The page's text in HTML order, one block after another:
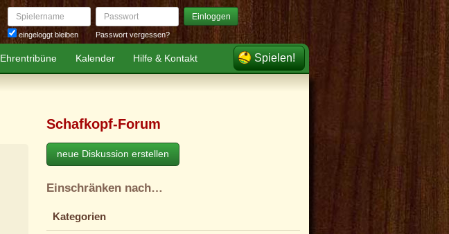
Spielername
eingeloggt bleiben
Passwort Einloggen
Passwort vergessen?
Ehrentribüne Kalender Hilfe & Kontakt Spielen!
Schafkopf-Forum
neue Diskussion erstellen
Einschränken nach…
Kategorien